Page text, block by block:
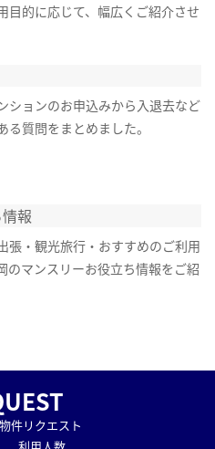
目的に応じて、幅広くご紹介させ
ションのお申込みから入退去など
る質問をまとめました。
報
張・観光旅行・おすすめのご利用
のマンスリーお役立ち情報をご紹
件リクエスト